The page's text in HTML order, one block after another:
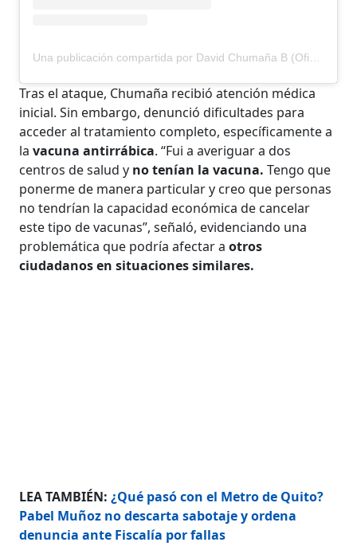
Tras el ataque, Chumaña recibió atención médica
inicial. Sin embargo, denunció dificultades para
acceder al tratamiento completo, específicamente a
la vacuna antirrábica. “Fui a averiguar a dos
centros de salud y no tenían la vacuna. Tengo que
ponerme de manera particular y creo que personas
no tendrían la capacidad económica de cancelar
este tipo de vacunas”, señaló, evidenciando una
problemática que podría afectar aotros
ciudadanos en situaciones similares.
LEA TAMBIÉN:¿Qué pasó con el Metro de Quito?
Pabel Muñoz no descarta sabotaje y ordena
denuncia ante Fiscalía por fallas